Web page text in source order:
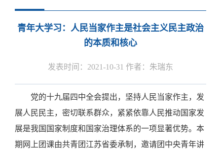
青年大学习：人民当家作主是社会主义民主政治
的本质和核心
发表时间：2021-10-31 作者：朱瑞东
党的十九届四中全会提出，坚持人民当家作主，发
展人民民主，密切联系群众，紧紧依靠人民推动国家发
展是我国国家制度和国家治理体系的一项显著优势。本
期网上团课由共青团江苏省委承制，邀请团中央青年讲